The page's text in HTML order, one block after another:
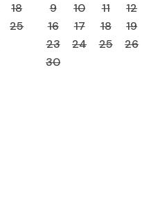
18
25
9
10 11 12
16
17 18 19
23
24 25 26
30